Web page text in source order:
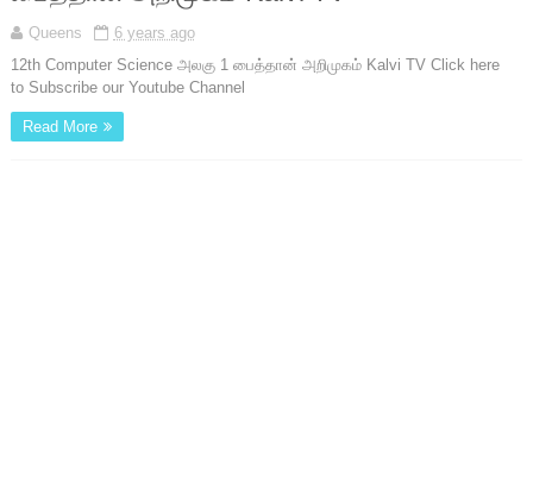
Queens
6 years ago
12th Computer Science அலகு 1 பைத்தான் அறிமுகம் Kalvi TV Click here
to Subscribe our Youtube Channel
Read More